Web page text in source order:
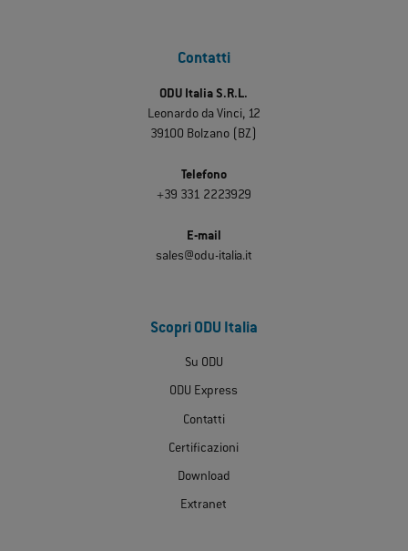
Contatti
ODU Italia S.R.L.
Leonardo da Vinci, 12
39100 Bolzano (BZ)
Telefono
+39 331 2223929
E-mail
sales@odu-italia.it
Scopri ODU Italia
Su ODU
ODU Express
Contatti
Certificazioni
Download
Extranet